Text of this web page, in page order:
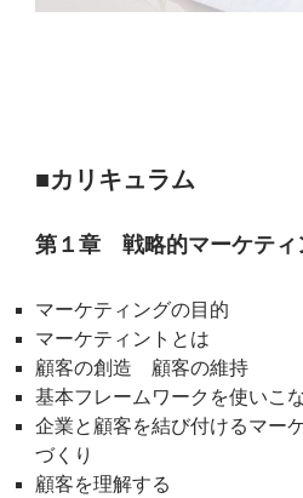
■カリキュラム
第１章 戦略的マーケティ
マーケティングの目的
マーケティントとは
顧客の創造 顧客の維持
基本フレームワークを使いこ
企業と顧客を結び付けるマー
づくり
顧客を理解する